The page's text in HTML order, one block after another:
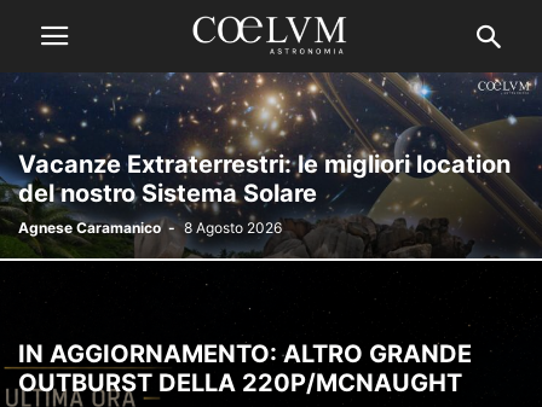
Vacanze Extraterrestri: le migliori location
del nostro Sistema Solare
Agnese Caramanico - 8 Agosto 2026
IN AGGIORNAMENTO: ALTRO GRANDE
OUTBURST DELLA 220P/MCNAUGHT